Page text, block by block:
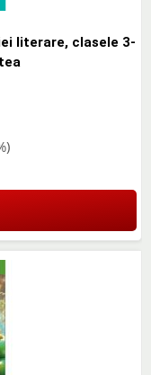
literare, clasele 3-